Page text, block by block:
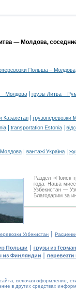
— Молдова,
Польша – Молдова
Молдова| грузы Литва –
Казахстан|
грузоперевозки
| transportation Estonia|
| вантажі Україна|
Раздел «Поиск
года. Наша
Узбекистан —
Благодарим за
Узбекистан |
Польши | грузы из
из Финляндии | перевезти
включая оформление,
в других средствах